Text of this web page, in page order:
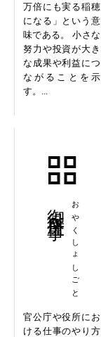
万倍にも実る稲穂
になる」という意
味である。 小さな
努力や投資が大き
な成果や利益につ
ながることを示
す。...
おやくしょしごと
官公庁や役所にお
ける仕事のやり方